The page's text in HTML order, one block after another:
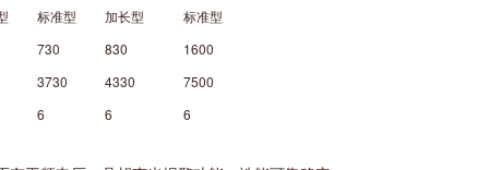
标准型 加长型
标准型
730
830
1600
3730
4330
7500
6
6 6